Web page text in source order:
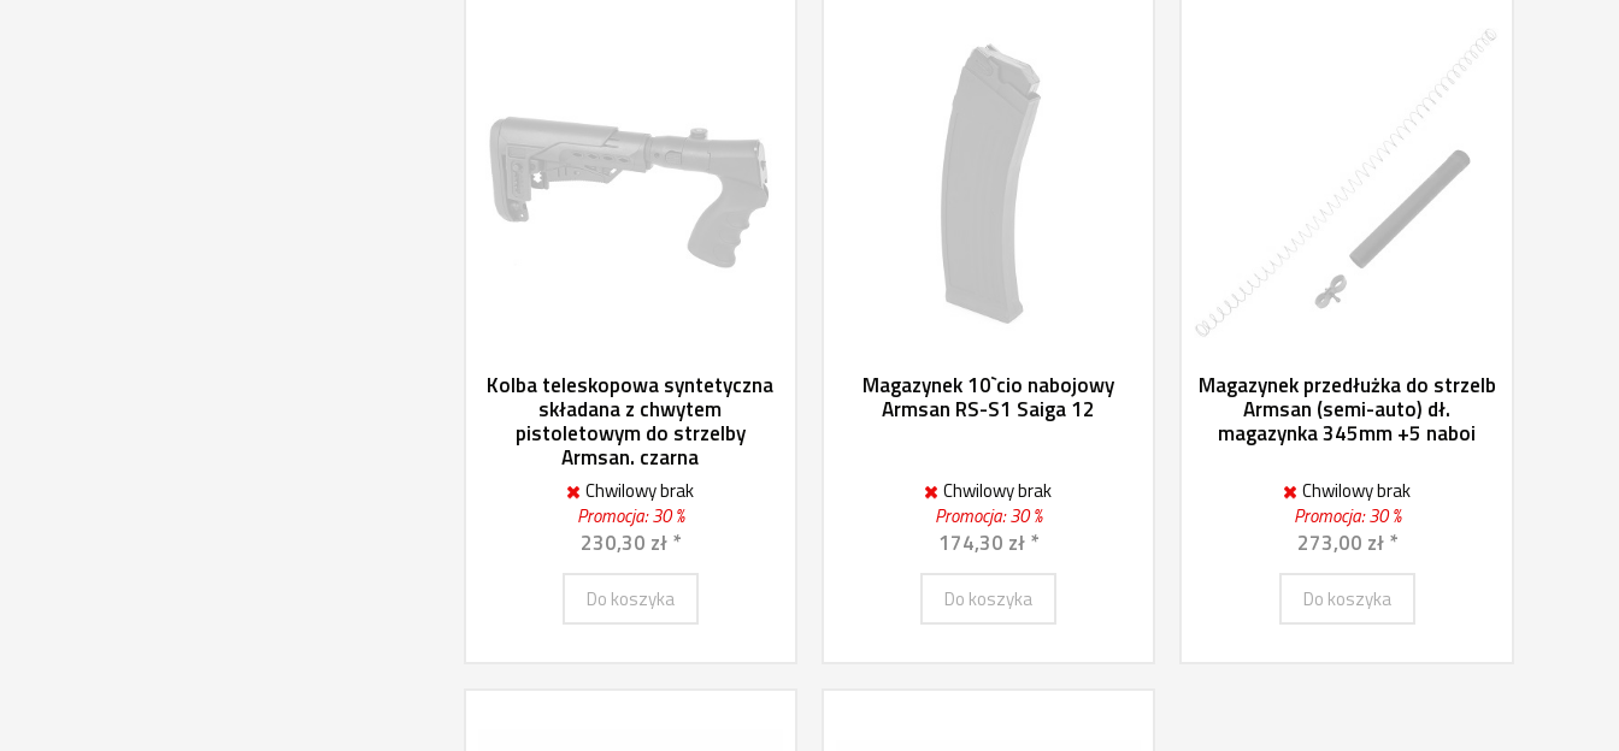
Kolba teleskopowa syntetyczna
składana z chwytem
pistoletowym do strzelby
Armsan. czarna
Chwilowy brak
Promocja: 30 %
230,30 zł *
Do koszyka
Magazynek 10`cio nabojowy
Armsan RS-S1 Saiga 12
Chwilowy brak
Promocja: 30 %
174,30 zł *
Do koszyka
Magazynek przedłużka do strzelb
Armsan (semi-auto) dł.
magazynka 345mm +5 naboi
Chwilowy brak
Promocja: 30 %
273,00 zł *
Do koszyka